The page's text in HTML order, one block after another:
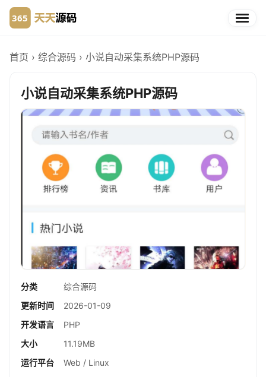
首页 › 综合源码 › 小说自动采集系统PHP源码
小说自动采集系统PHP源码
分类
综合源码
更新时间
2026-01-09
开发语言
PHP
大小
11.19MB
运行平台
Web / Linux